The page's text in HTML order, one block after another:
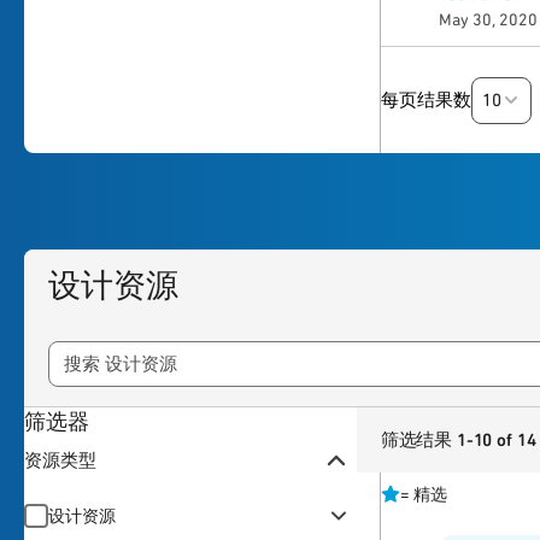
May 30, 2020
每页结果数 10
设计资源
筛选器
资源类型
设计资源
筛选结果 1-10 of 14
= 精选